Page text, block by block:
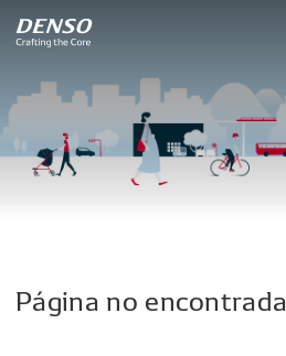
Página no encontrada